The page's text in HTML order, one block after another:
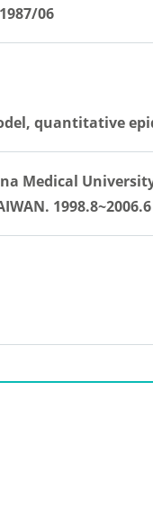
06
quantitative
Medical
1998.8~2006.6